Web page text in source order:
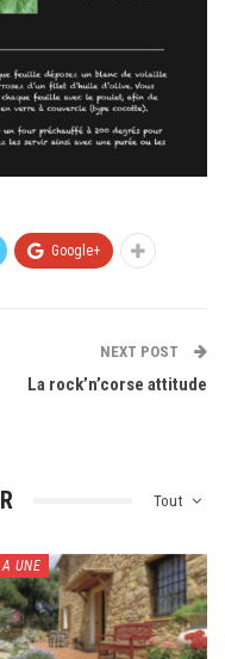
Google+
NEXT POST
La rock’n’corse attitude
Tout
UNE